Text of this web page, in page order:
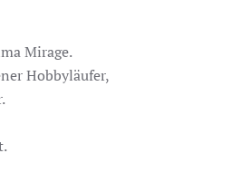
Mirage.
Hobbyläufer,